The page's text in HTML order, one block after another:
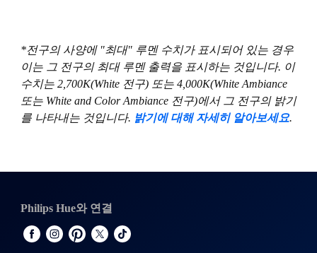
*전구의 사양에 "최대" 루멘 수치가 표시되어 있는 경우
이는 그 전구의 최대 루멘 출력을 표시하는 것입니다. 이
수치는 2,700K(White 전구) 또는 4,000K(White Ambiance
또는 White and Color Ambiance 전구)에서 그 전구의 밝기
를 나타내는 것입니다. 밝기에 대해 자세히 알아보세요.
Philips Hue와 연결